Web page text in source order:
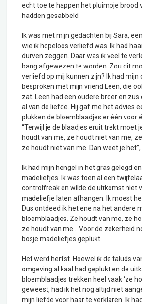
echt toe te happen het pluimpje brood
hadden gesabbeld.
Ik was met mijn gedachten bij Sara,
wie ik hopeloos verliefd was. Ik had
durven zeggen. Daar was ik veel te
bang afgewezen te worden. Zou dit
verliefd op mij kunnen zijn? Ik had mijn
besproken met mijn vriend Leen, die
zat. Leen had een oudere broer en zus
al van de liefde. Hij gaf me het advies
plukken de bloemblaadjes er één voor
“Terwijl je de blaadjes eruit trekt moet
houdt van me, ze houdt niet van me,
ze houdt niet van me. Dan weet je het”,
Ik had mijn hengel in het gras gelegd
madeliefjes. Ik was toen al een
controlfreak en wilde de uitkomst niet
madeliefje laten afhangen. Ik moest
Dus ontdeed ik het ene na het andere
bloemblaadjes. Ze houdt van me, ze
ze houdt van me… Voor de zekerheid
bosje madeliefjes geplukt.
Het werd herfst. Hoewel ik de taluds
omgeving al kaal had geplukt en de
bloemblaadjes trekken heel vaak ‘ze
geweest, had ik het nog altijd niet
mijn liefde voor haar te verklaren. Ik